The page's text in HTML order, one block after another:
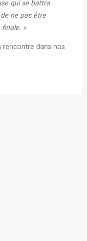
qui se battra
ne pas être
»
rencontre dans nos